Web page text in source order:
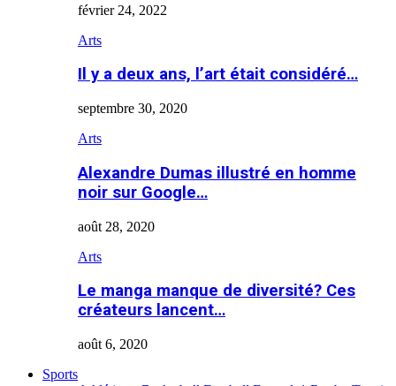
février 24, 2022
Arts
Il y a deux ans, l’art était considéré…
septembre 30, 2020
Arts
Alexandre Dumas illustré en homme
noir sur Google…
août 28, 2020
Arts
Le manga manque de diversité? Ces
créateurs lancent…
août 6, 2020
Sports